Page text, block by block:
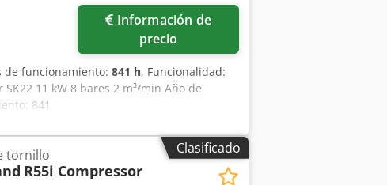
precio
de funcionamiento: 841 h, Funcionalidad:
11 kW 8 bares 2 m³/min Año de
841
Clasificado
tornillo
R55i Compressor